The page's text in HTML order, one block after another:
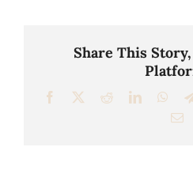
Share This
Facebook RedditLinkedIn